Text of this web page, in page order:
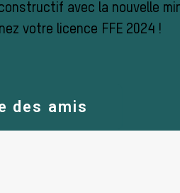
avec la nouvelle
votre licence FFE 2024 !
des amis